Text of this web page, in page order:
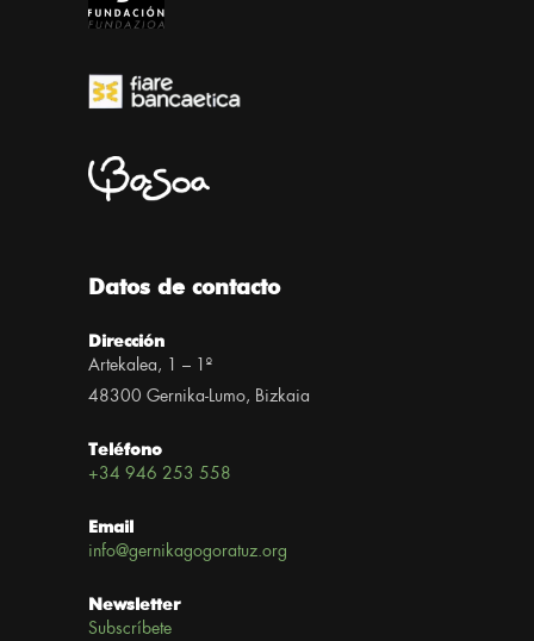
Datos de contacto
Dirección
Artekalea, 1 – 1º
48300 Gernika-Lumo, Bizkaia
Teléfono
+34 946 253 558
Email
info@gernikagogoratuz.org
Newsletter
Subscríbete